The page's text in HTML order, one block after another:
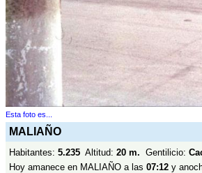
Esta foto es...
MALIAÑO
Habitantes: 5.235 Altitud: 20 m. Gentilicio:
Hoy amanece en MALIAÑO a las 07:12 y